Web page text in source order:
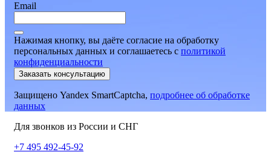
Email
Нажимая кнопку, вы даёте согласие на обработку
персональных данных и соглашаетесь c политикой
конфиденциальности
Заказать консультацию
Защищено Yandex SmartCaptcha, подробнее об обработке
данных
Для звонков из России и СНГ
+7 495 492-45-92